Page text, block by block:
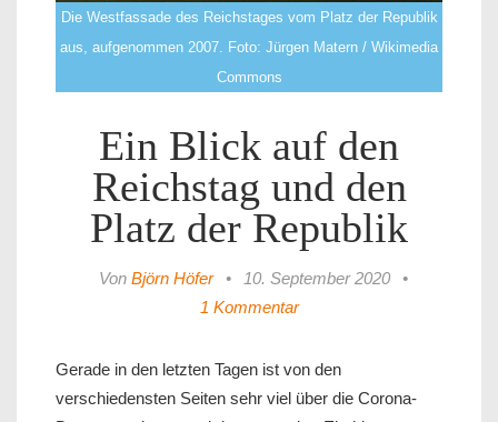
Die Westfassade des Reichstages vom Platz der Republik
aus, aufgenommen 2007. Foto: Jürgen Matern / Wikimedia
Commons
Ein Blick auf den
Reichstag und den
Platz der Republik
Von Björn Höfer • 10. September 2020
•
1 Kommentar
Gerade in den letzten Tagen ist von den
verschiedensten Seiten sehr viel über die Corona-